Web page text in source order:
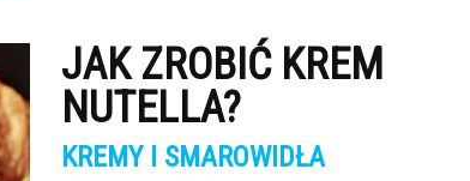
JAK ZROBIĆ KREM
NUTELLA?
KREMY I SMAROWIDŁA